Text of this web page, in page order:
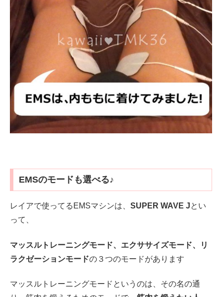
EMSのモードも選べる♪
レイアで使ってるEMSマシンは、 SUPER WAVE Jとい
って、
マッスルトレーニングモード、エクササイズモード、リ
ラクゼーションモードの３つのモードがあります
マッスルトレーニングモードというのは、その名の通